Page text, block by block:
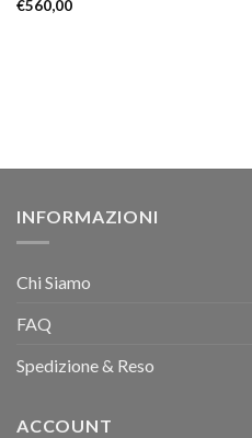
€560,00
INFORMAZIONI
Chi Siamo
FAQ
Spedizione & Reso
ACCOUNT